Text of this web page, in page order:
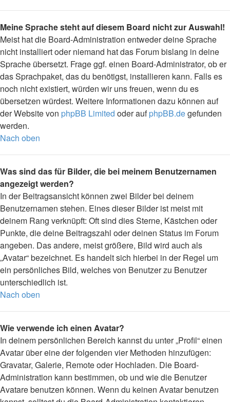
Meine Sprache steht auf diesem Board nicht zur Auswahl!
Meist hat die Board-Administration entweder deine Sprache
nicht installiert oder niemand hat das Forum bislang in deine
Sprache übersetzt. Frage ggf. einen Board-Administrator, ob er
das Sprachpaket, das du benötigst, installieren kann. Falls es
noch nicht existiert, würden wir uns freuen, wenn du es
übersetzen würdest. Weitere Informationen dazu können auf
der Website von phpBB Limited oder aufphpBB.degefunden
werden.
Nach oben
Was sind das für Bilder, die bei meinem Benutzernamen
angezeigt werden?
In der Beitragsansicht können zwei Bilder bei deinem
Benutzernamen stehen. Eines dieser Bilder ist meist mit
deinem Rang verknüpft: Oft sind dies Sterne, Kästchen oder
Punkte, die deine Beitragszahl oder deinen Status im Forum
angeben. Das andere, meist größere, Bild wird auch als
„Avatar“ bezeichnet. Es handelt sich hierbei in der Regel um
ein persönliches Bild, welches von Benutzer zu Benutzer
unterschiedlich ist.
Nach oben
Wie verwende ich einen Avatar?
In deinem persönlichen Bereich kannst du unter „Profil“ einen
Avatar über eine der folgenden vier Methoden hinzufügen:
Gravatar, Galerie, Remote oder Hochladen. Die Board-
Administration kann bestimmen, ob und wie die Benutzer
Avatare benutzen können. Wenn du keinen Avatar benutzen